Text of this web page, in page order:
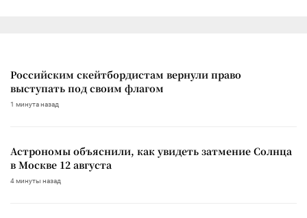
Российским скейтбордистам вернули право
выступать под своим флагом
1 минута назад
Астрономы объяснили, как увидеть затмение Солнца
в Москве 12 августа
4 минуты назад